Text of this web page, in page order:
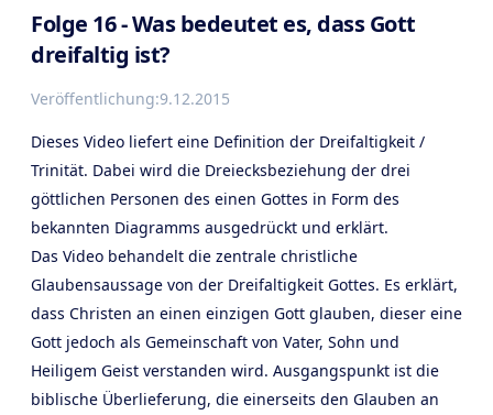
Folge 16 - Was bedeutet es, dass Gott
dreifaltig ist?
Veröffentlichung:9.12.2015
Dieses Video liefert eine Definition der Dreifaltigkeit /
Trinität. Dabei wird die Dreiecksbeziehung der drei
göttlichen Personen des einen Gottes in Form des
bekannten Diagramms ausgedrückt und erklärt.
Das Video behandelt die zentrale christliche
Glaubensaussage von der Dreifaltigkeit Gottes. Es erklärt,
dass Christen an einen einzigen Gott glauben, dieser eine
Gott jedoch als Gemeinschaft von Vater, Sohn und
Heiligem Geist verstanden wird. Ausgangspunkt ist die
biblische Überlieferung, die einerseits den Glauben an